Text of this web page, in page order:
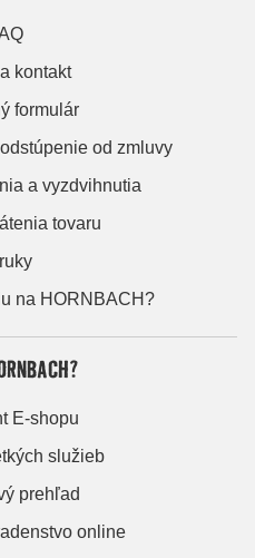
kontakt
formulár
od zmluvy
a vyzdvihnutia
tovaru
na HORNBACH?
E-shopu
služieb
prehľad
online